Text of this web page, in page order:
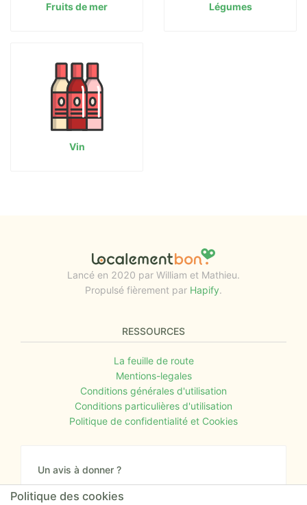
Fruits de mer Légumes
Vin
Lancé en 2020 par William et Mathieu.
Propulsé fièrement par Hapify.
RESSOURCES
La feuille de route
Mentions-legales
Conditions générales d'utilisation
Conditions particulières d'utilisation
Politique de confidentialité et Cookies
Un avis à donner ?
Donnez nous votre avis sur le site ou proposez
Politique des cookies